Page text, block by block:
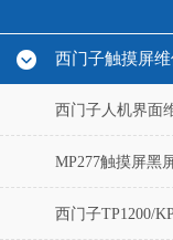
西门子触摸屏维
西门子人机界面
MP277触摸屏黑
西门子TP1200/